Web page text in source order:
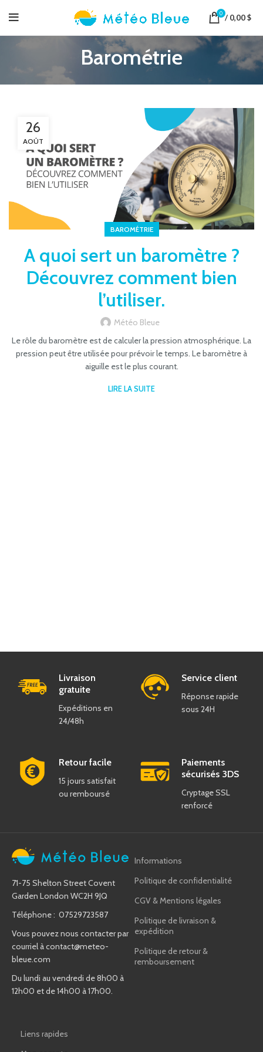
0 / 0,00$
Barométrie
26
AOÛT
BAROMÉTRIE
A quoi sert un baromètre ?
Découvrez comment bien
l’utiliser.
Météo Bleue
Le rôle du baromètre est de calculer la pression atmosphérique. La
pression peut être utilisée pour prévoir le temps. Le baromètre à
aiguille est le plus courant.
LIRE LA SUITE
Livraison
gratuite
Expéditions en
24/48h
Service client
Réponse rapide
sous 24H
Retour facile
15 jours satisfait
ou remboursé
Paiements
sécurisés 3DS
Cryptage SSL
renforcé
71-75 Shelton Street Covent
Garden London WC2H 9JQ
Téléphone : 07529723587
Vous pouvez nous contacter par
courriel àcontact@meteo-
bleue.com
Du lundi au vendredi de 8h00 à
12h00 et de 14h00 à 17h00.
Informations
Politique de confidentialité
CGV & Mentions légales
Politique de livraison &
expédition
Politique de retour &
remboursement
Liens rapides